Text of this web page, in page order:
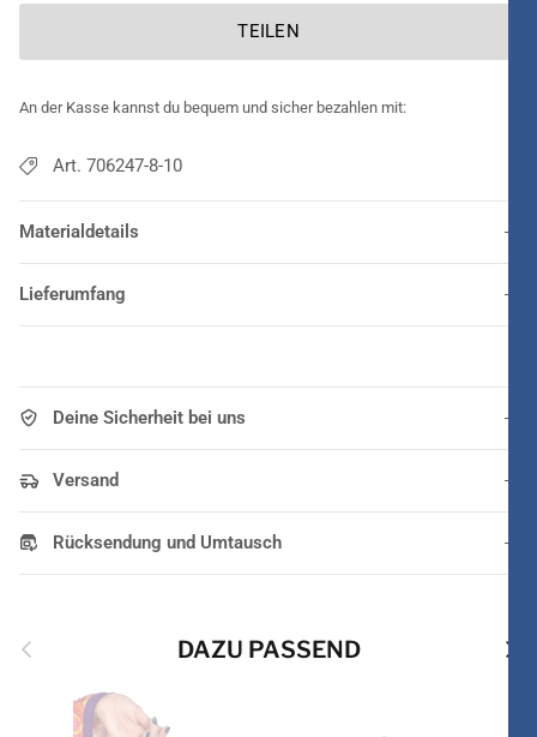
TEILEN
An der Kasse kannst du bequem und sicher bezahlen mit:
Art. 706247-8-10
Materialdetails
Lieferumfang
Deine Sicherheit bei uns
Versand
Rücksendung und Umtausch
Vorherige DAZU PASSEND